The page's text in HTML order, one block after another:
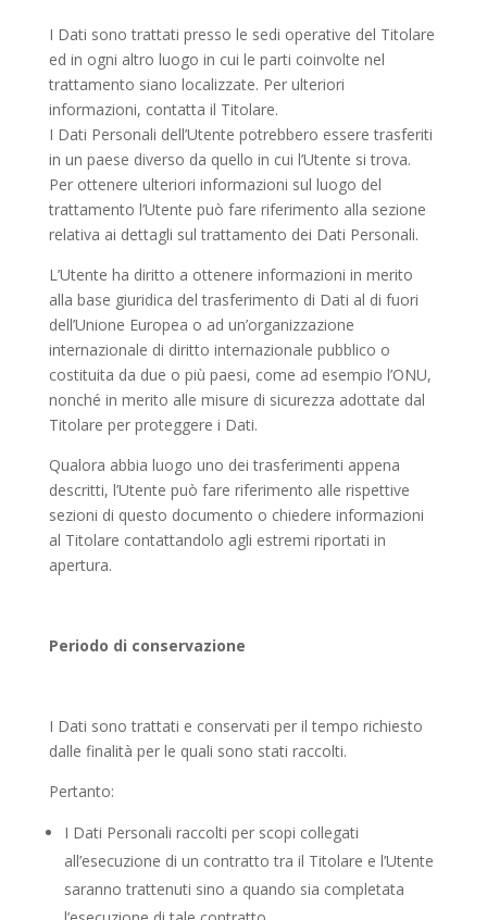
I Dati sono trattati presso le sedi operative del Titolare
ed in ogni altro luogo in cui le parti coinvolte nel
trattamento siano localizzate. Per ulteriori
informazioni, contatta il Titolare.
I Dati Personali dell’Utente potrebbero essere trasferiti
in un paese diverso da quello in cui l’Utente si trova.
Per ottenere ulteriori informazioni sul luogo del
trattamento l’Utente può fare riferimento alla sezione
relativa ai dettagli sul trattamento dei Dati Personali.
L’Utente ha diritto a ottenere informazioni in merito
alla base giuridica del trasferimento di Dati al di fuori
dell’Unione Europea o ad un’organizzazione
internazionale di diritto internazionale pubblico o
costituita da due o più paesi, come ad esempio l’ONU,
nonché in merito alle misure di sicurezza adottate dal
Titolare per proteggere i Dati.
Qualora abbia luogo uno dei trasferimenti appena
descritti, l’Utente può fare riferimento alle rispettive
sezioni di questo documento o chiedere informazioni
al Titolare contattandolo agli estremi riportati in
apertura.
Periodo di conservazione
I Dati sono trattati e conservati per il tempo richiesto
dalle finalità per le quali sono stati raccolti.
Pertanto:
I Dati Personali raccolti per scopi collegati
all’esecuzione di un contratto tra il Titolare e l’Utente
saranno trattenuti sino a quando sia completata